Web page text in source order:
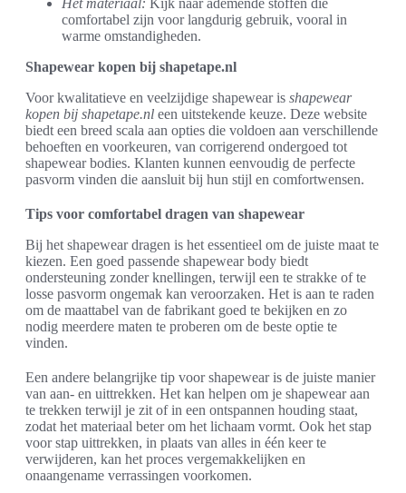
comfortabel zijn voor langdurig gebruik, vooral in
warme omstandigheden.
Shapewear kopen bij shapetape.nl
Voor kwalitatieve en veelzijdige shapewear is shapewear
kopen bij shapetape.nl een uitstekende keuze. Deze website
biedt een breed scala aan opties die voldoen aan verschillende
behoeften en voorkeuren, van corrigerend ondergoed tot
shapewear bodies. Klanten kunnen eenvoudig de perfecte
pasvorm vinden die aansluit bij hun stijl en comfortwensen.
Tips voor comfortabel dragen van shapewear
Bij het shapewear dragen is het essentieel om de juiste maat te
kiezen. Een goed passende shapewear body biedt
ondersteuning zonder knellingen, terwijl een te strakke of te
losse pasvorm ongemak kan veroorzaken. Het is aan te raden
om de maattabel van de fabrikant goed te bekijken en zo
nodig meerdere maten te proberen om de beste optie te
vinden.
Een andere belangrijke tip voor shapewear is de juiste manier
van aan- en uittrekken. Het kan helpen om je shapewear aan
te trekken terwijl je zit of in een ontspannen houding staat,
zodat het materiaal beter om het lichaam vormt. Ook het stap
voor stap uittrekken, in plaats van alles in één keer te
verwijderen, kan het proces vergemakkelijken en
onaangename verrassingen voorkomen.